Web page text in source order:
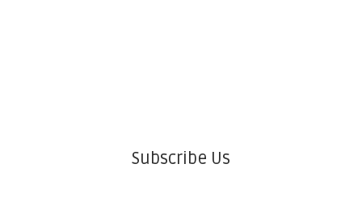
Subscribe Us